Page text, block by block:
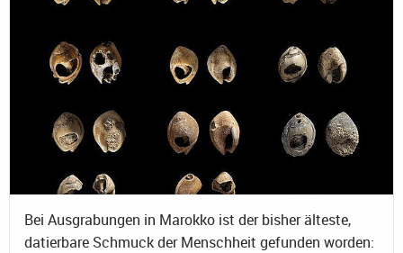
Bei Ausgrabungen in Marokko ist der bisher älteste,
datierbare Schmuck der Menschheit gefunden worden: